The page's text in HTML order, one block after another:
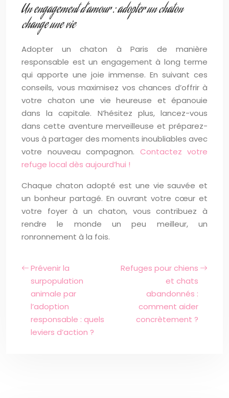
Un engagement d’amour : adopter un chaton
change une vie
Adopter un chaton à Paris de manière
responsable est un engagement à long terme
qui apporte une joie immense. En suivant ces
conseils, vous maximisez vos chances d’offrir à
votre chaton une vie heureuse et épanouie
dans la capitale. N’hésitez plus, lancez-vous
dans cette aventure merveilleuse et préparez-
vous à partager des moments inoubliables avec
votre nouveau compagnon. Contactez votre
refuge local dès aujourd’hui !
Chaque chaton adopté est une vie sauvée et
un bonheur partagé. En ouvrant votre cœur et
votre foyer à un chaton, vous contribuez à
rendre le monde un peu meilleur, un
ronronnement à la fois.
Prévenir la
surpopulation
animale par
l’adoption
responsable : quels
leviers d’action ?
Refuges pour chiens
et chats
abandonnés :
comment aider
concrètement ?